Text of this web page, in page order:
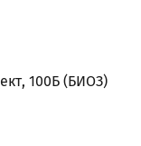
100Б (БИОЗ)